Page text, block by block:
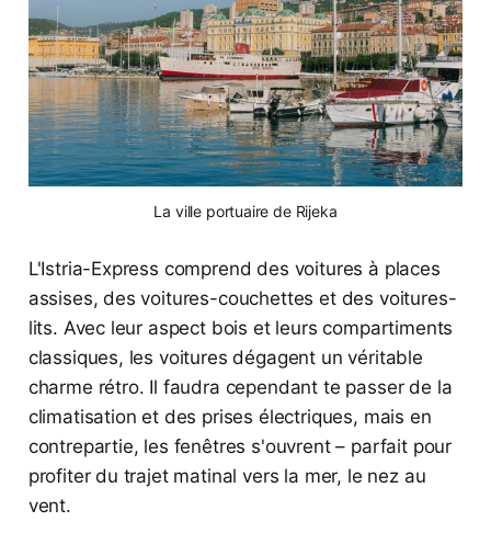
La ville portuaire de Rijeka
L'Istria-Express comprend des voitures à places
assises, des voitures-couchettes et des voitures-
lits. Avec leur aspect bois et leurs compartiments
classiques, les voitures dégagent un véritable
charme rétro. Il faudra cependant te passer de la
climatisation et des prises électriques, mais en
contrepartie, les fenêtres s'ouvrent – parfait pour
profiter du trajet matinal vers la mer, le nez au
vent.